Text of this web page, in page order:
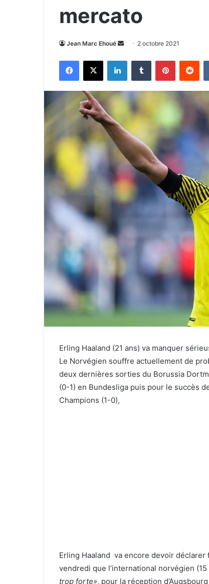
mercato
Jean Marc Ehoué
Envoyer
courriel
2 octobre 2021
Facebook
X LinkedinTumblr Pinterest
Erling Haaland (21 ans) va manquer
Le Norvégien souffre actuellement de
deux dernières sorties du Borussia
(0-1) en Bundesliga puis pour le succès
Champions (1-0),
Erling Haaland va encore devoir
vendredi que l’international norvégien
trop forte», pour la réception